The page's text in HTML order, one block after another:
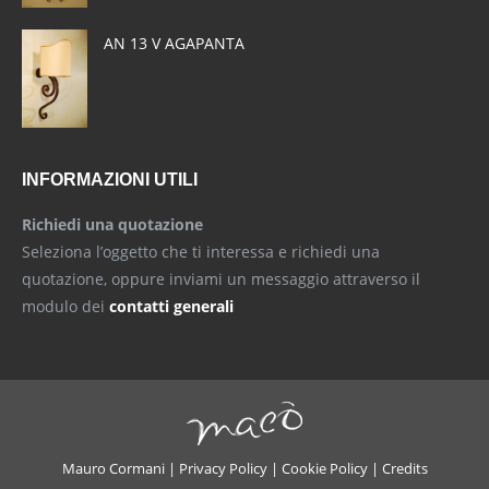
AN 13 V AGAPANTA
INFORMAZIONI UTILI
Richiedi una quotazione
Seleziona l’oggetto che ti interessa e richiedi una
quotazione, oppure inviami un messaggio attraverso il
modulo dei contatti generali
Mauro Cormani | Privacy Policy| Cookie Policy| Credits